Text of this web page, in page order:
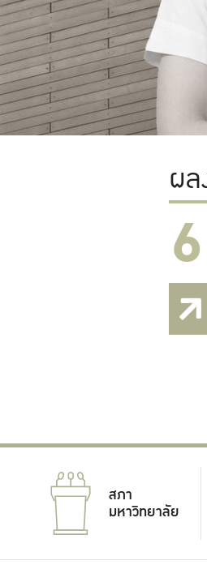
ผ
สภา
มหาวิทยาลัย